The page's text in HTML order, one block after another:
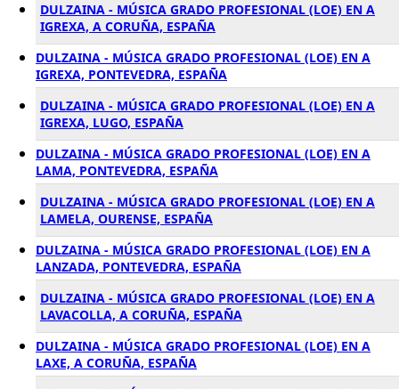
DULZAINA - MÚSICA GRADO PROFESIONAL (LOE) EN A
IGREXA, A CORUÑA, ESPAÑA
DULZAINA - MÚSICA GRADO PROFESIONAL (LOE) EN A
IGREXA, PONTEVEDRA, ESPAÑA
DULZAINA - MÚSICA GRADO PROFESIONAL (LOE) EN A
IGREXA, LUGO, ESPAÑA
DULZAINA - MÚSICA GRADO PROFESIONAL (LOE) EN A
LAMA, PONTEVEDRA, ESPAÑA
DULZAINA - MÚSICA GRADO PROFESIONAL (LOE) EN A
LAMELA, OURENSE, ESPAÑA
DULZAINA - MÚSICA GRADO PROFESIONAL (LOE) EN A
LANZADA, PONTEVEDRA, ESPAÑA
DULZAINA - MÚSICA GRADO PROFESIONAL (LOE) EN A
LAVACOLLA, A CORUÑA, ESPAÑA
DULZAINA - MÚSICA GRADO PROFESIONAL (LOE) EN A
LAXE, A CORUÑA, ESPAÑA